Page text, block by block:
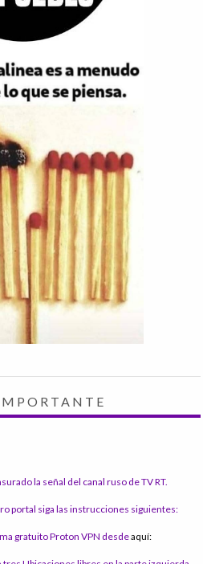
la señal del canal ruso de TV RT.
portal siga las instrucciones siguientes:
gratuito Proton VPN desdeaquí: